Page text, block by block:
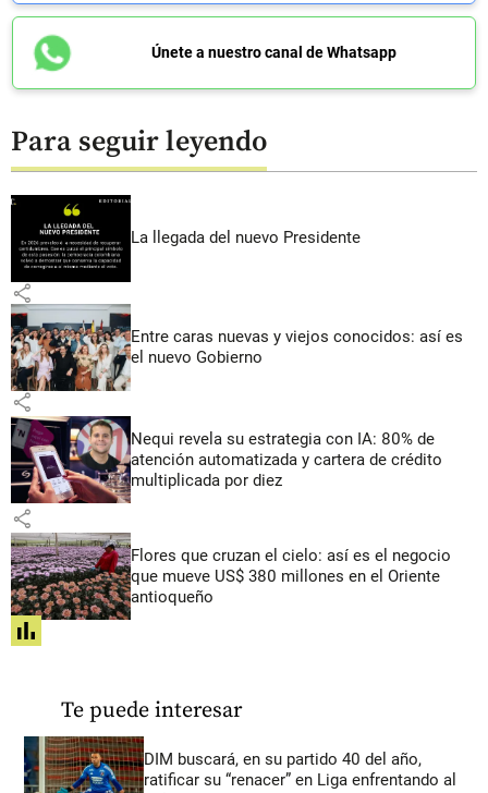
Únete a nuestro canal de Whatsapp
Para seguir leyendo
La llegada del nuevo Presidente
share
Entre caras nuevas y viejos conocidos: así es
el nuevo Gobierno
share
Nequi revela su estrategia con IA: 80% de
atención automatizada y cartera de crédito
multiplicada por diez
share
Flores que cruzan el cielo: así es el negocio
que mueve US$ 380 millones en el Oriente
antioqueño
share
Te puede interesar
DIM buscará, en su partido 40 del año,
ratificar su “renacer” en Liga enfrentando al